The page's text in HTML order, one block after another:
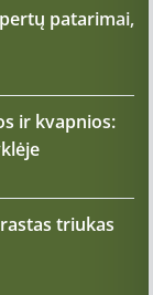
patarimai,
ir kvapnios:
triukas